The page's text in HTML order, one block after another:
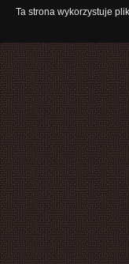
Ta strona wykorzystuje